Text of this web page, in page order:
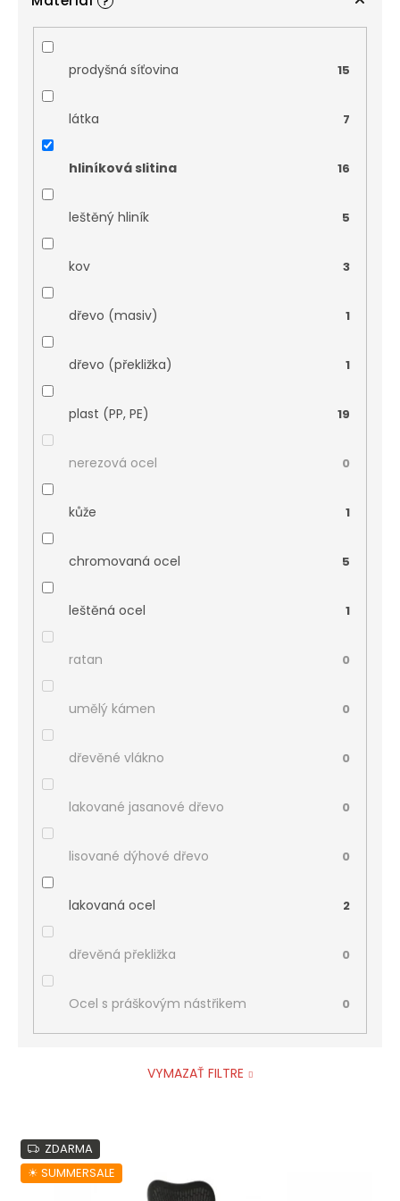
prodyšná síťovina 15
látka 7
hliníková slitina 16
leštěný hliník 5
kov 3
dřevo (masiv) 1
dřevo (překližka) 1
plast (PP, PE) 19
nerezová ocel 0
kůže 1
chromovaná ocel 5
leštěná ocel 1
ratan 0
umělý kámen 0
dřevěné vlákno 0
lakované jasanové dřevo 0
lisované dýhové dřevo 0
lakovaná ocel 2
dřevěná překližka 0
Ocel s práškovým nástřikem 0
VYMAZAŤ FILTRE
V
ý
p
ZDARMA
☀︎ SUMMERSALE